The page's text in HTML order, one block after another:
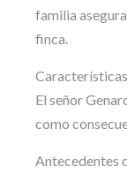
familia
finca.
El señor
como
Antecedentes